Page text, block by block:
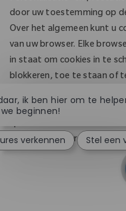
door uw toestemming op
Over het algemeen kunt u
van uw browser. Elke
in staat om cookies in te
blokkeren, toe te staan of
tabblad Instellingen, Tools
de browser zelf bevindt.
specifieke browser kunt u
met uw
ik ben hier om te
beginnen!
verkennen Stel een